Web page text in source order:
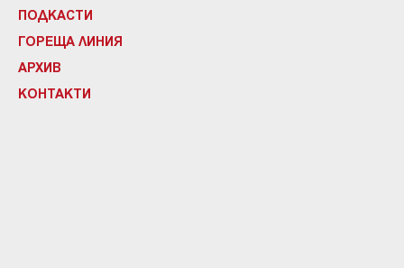
ПОДКАСТИ
ГОРЕЩА ЛИНИЯ
АРХИВ
КОНТАКТИ